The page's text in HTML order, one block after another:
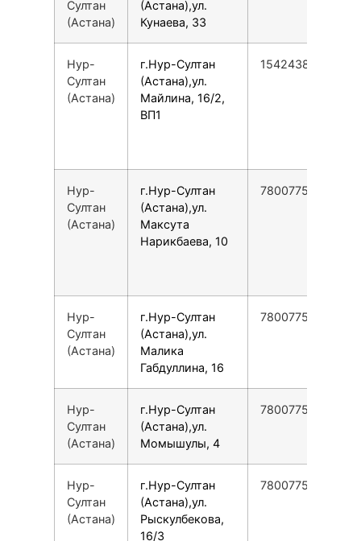
Султан
(Астана)
(Астана),ул.
Кунаева, 33
Нур-
Султан
(Астана)
г.Нур-Султан
(Астана),ул.
Майлина, 16/2,
ВП1
154243835155
Нур-
Султан
(Астана)
г.Нур-Султан
(Астана),ул.
Максута
Нарикбаева, 10
78007753553
Нур-
Султан
(Астана)
г.Нур-Султан
(Астана),ул.
Малика
Габдуллина, 16
78007753553
Нур-
Султан
(Астана)
г.Нур-Султан
(Астана),ул.
Момышулы, 4
78007753553
Нур-
Султан
(Астана)
г.Нур-Султан
(Астана),ул.
Рыскулбекова,
16/3
78007753553